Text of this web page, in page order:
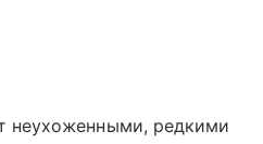
неухоженными, редкими